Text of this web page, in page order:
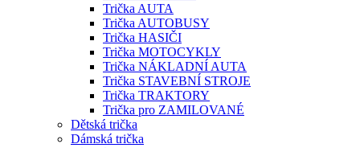
Trička AUTA
Trička AUTOBUSY
Trička HASIČI
Trička MOTOCYKLY
Trička NÁKLADNÍ AUTA
Trička STAVEBNÍ STROJE
Trička TRAKTORY
Trička pro ZAMILOVANÉ
Dětská trička
Dámská trička